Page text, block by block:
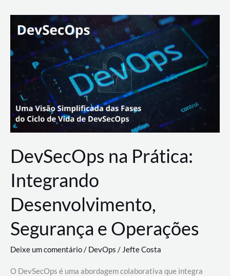
Lance
Rural
DevSecOps na Prática:
Integrando
Desenvolvimento,
Segurança e Operações
Deixe um comentário/ DevOps /Jefte Costa
O DevSecOps é uma abordagem colaborativa que integra